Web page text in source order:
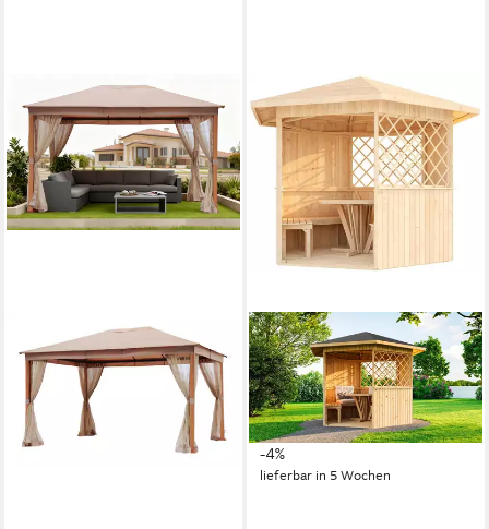
WEKA
Pavillon 233 "Alles dabei", 18
mm Massivholzboden
1.490,24 € UVP1.549,00 €
43,27 €mtl. in 48 Raten
-4%
lieferbar in 5 Wochen